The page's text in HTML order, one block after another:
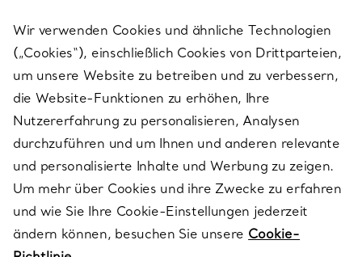
SERVICES
ÜBER TIFFANY & CO.
RECHTLICHE HINWEISE
Wir verwenden Cookies und ähnliche Technologien
(„Cookies“), einschließlich Cookies von Drittparteien,
um unsere Website zu betreiben und zu verbessern,
die Website-Funktionen zu erhöhen, Ihre
Nutzererfahrung zu personalisieren, Analysen
durchzuführen und um Ihnen und anderen relevante
und personalisierte Inhalte und Werbung zu zeigen.
Um mehr über Cookies und ihre Zwecke zu erfahren
und wie Sie Ihre Cookie-Einstellungen jederzeit
ändern können, besuchen Sie unsere Cookie-